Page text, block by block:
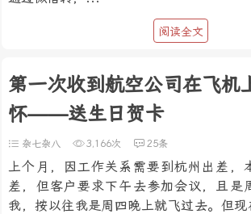
阅读全文
第一次收到航空公司在飞机
怀——送生日贺卡
杂七杂八 3,166次 25条
上个月，因工作关系需要到杭州出差，
差，但客户要求下午去参加会议，且是
我，按以往我是周四晚上就飞过去。但